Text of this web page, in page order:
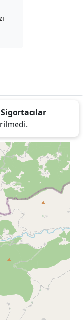
Listesini
Sigortacılar